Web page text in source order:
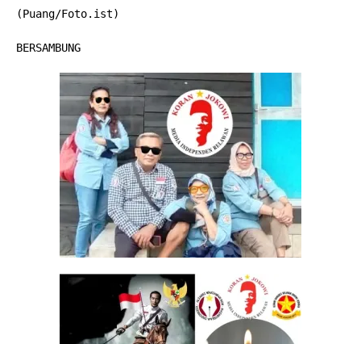
(Puang/Foto.ist)
BERSAMBUNG